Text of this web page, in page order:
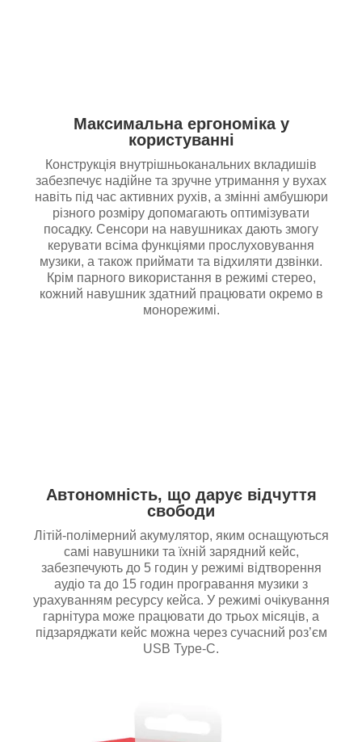
Максимальна ергономіка у
користуванні
Конструкція внутрішньоканальних вкладишів
забезпечує надійне та зручне утримання у вухах
навіть під час активних рухів, а змінні амбушюри
різного розміру допомагають оптимізувати
посадку. Сенсори на навушниках дають змогу
керувати всіма функціями прослуховування
музики, а також приймати та відхиляти дзвінки.
Крім парного використання в режимі стерео,
кожний навушник здатний працювати окремо в
монорежимі.
Автономність, що дарує відчуття
свободи
Літій-полімерний акумулятор, яким оснащуються
самі навушники та їхній зарядний кейс,
забезпечують до 5 годин у режимі відтворення
аудіо та до 15 годин програвання музики з
урахуванням ресурсу кейса. У режимі очікування
гарнітура може працювати до трьох місяців, а
підзаряджати кейс можна через сучасний роз’єм
USB Type-C.